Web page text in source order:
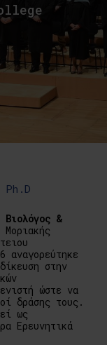
Ph.D
Βιολόγος &
αναγορεύτηκε
στην
ώστε να
δράσης τους.
ως
Ερευνητικά